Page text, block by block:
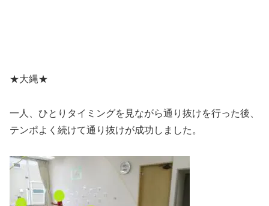
★大縄★
一人、ひとりタイミングを見ながら通り抜けを行った後、
テンポよく続けて通り抜けが成功しました。